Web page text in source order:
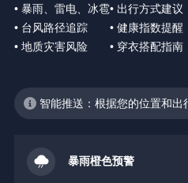
• 暴雨、雷电、冰雹
• 台风路径追踪
• 地质灾害风险
• 出行方式建议
• 健康指数提醒
• 穿衣搭配指南
智能推送：根据您的位置和出
暴雨橙色预警